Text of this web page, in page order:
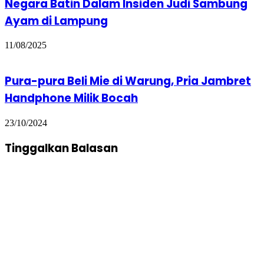
Negara Batin Dalam Insiden Judi Sambung
Ayam di Lampung
11/08/2025
Pura-pura Beli Mie di Warung, Pria Jambret
Handphone Milik Bocah
23/10/2024
Tinggalkan Balasan